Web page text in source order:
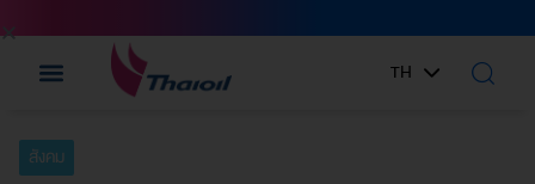
TH
EN
สังคม